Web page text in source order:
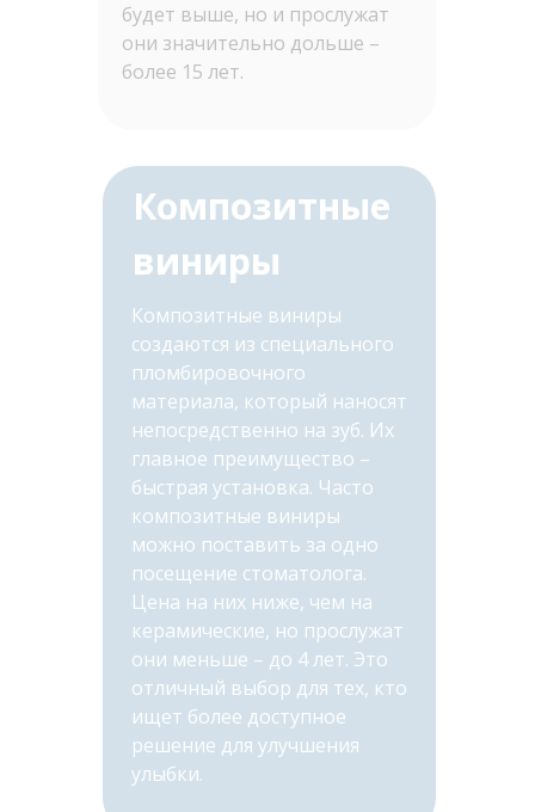
будет выше, но и прослужат
они значительно дольше –
более 15 лет.
Композитные виниры
создаются из специального
пломбировочного
материала, который наносят
непосредственно на зуб. Их
главное преимущество –
быстрая установка. Часто
композитные виниры
можно поставить за одно
посещение стоматолога.
Цена на них ниже, чем на
керамические, но прослужат
они меньше – до 4 лет. Это
отличный выбор для тех, кто
ищет более доступное
решение для улучшения
улыбки.
Композитные
виниры